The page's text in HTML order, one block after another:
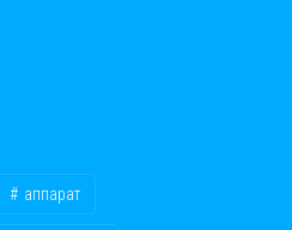
аппарат